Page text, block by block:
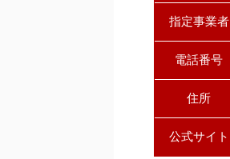
指定事業者
電話番号
住所
公式サイト